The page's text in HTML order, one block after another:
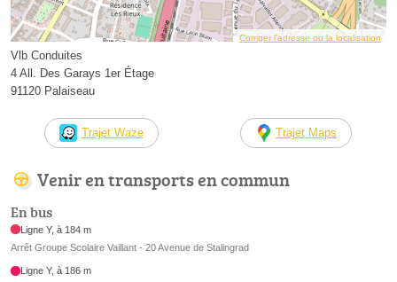
Corriger l’adresse ou la localisation
Vlb Conduites
4 All. Des Garays 1er Étage
91120 Palaiseau
Trajet Waze Trajet Maps
Venir en transports en commun
En bus
Ligne Y, à 184 m
Arrêt Groupe Scolaire Vaillant - 20 Avenue de Stalingrad
Ligne Y, à 186 m